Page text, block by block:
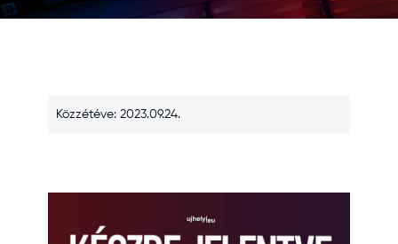
Közzétéve: 2023.09.24.